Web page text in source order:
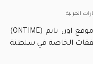
العربية
اشترِ العلامات التجارية الفاخرة من موقع اون تايم (ONTIME)
الخاصة في سلطنة